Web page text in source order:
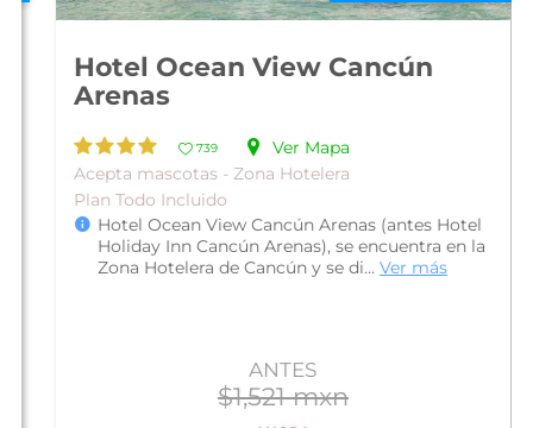
Hotel Ocean View Cancún
Arenas
739
Ver Mapa
Acepta mascotas - Zona Hotelera
Plan Todo Incluido
Hotel Ocean View Cancún Arenas (antes Hotel
Holiday Inn Cancún Arenas), se encuentra en la
Zona Hotelera de Cancún y se di...Ver más
ANTES
$1,521 mxn